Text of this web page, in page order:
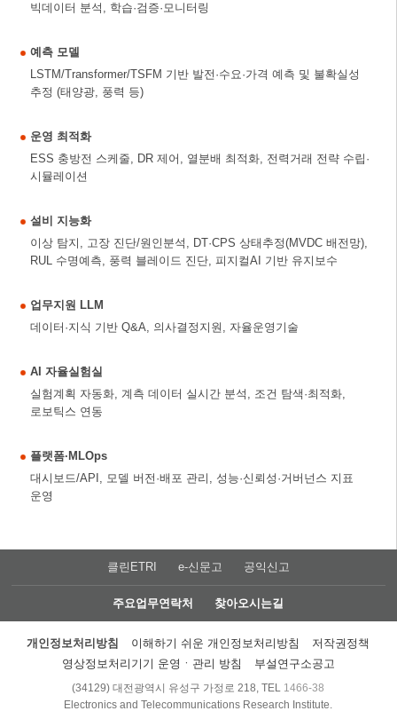
빅데이터 분석, 학습·검증·모니터링
예측 모델
LSTM/Transformer/TSFM 기반 발전·수요·가격 예측 및 불확실성
추정 (태양광, 풍력 등)
운영 최적화
ESS 충방전 스케줄, DR 제어, 열분배 최적화, 전력거래 전략 수립·
시뮬레이션
설비 지능화
이상 탐지, 고장 진단/원인분석, DT·CPS 상태추정(MVDC 배전망),
RUL 수명예측, 풍력 블레이드 진단, 피지컬AI 기반 유지보수
업무지원 LLM
데이터·지식 기반 Q&A, 의사결정지원, 자율운영기술
AI 자율실험실
실험계획 자동화, 계측 데이터 실시간 분석, 조건 탐색·최적화,
로보틱스 연동
플랫폼·MLOps
대시보드/API, 모델 버전·배포 관리, 성능·신뢰성·거버넌스 지표
운영
클린ETRI e-신문고 공익신고
주요업무연락처 찾아오시는길
개인정보처리방침 이해하기 쉬운 개인정보처리방침
저작권정책
영상정보처리기기 운영ㆍ관리 방침
부설연구소공고
(34129) 대전광역시 유성구 가정로 218, TEL 1466-38
Electronics and Telecommunications Research Institute.